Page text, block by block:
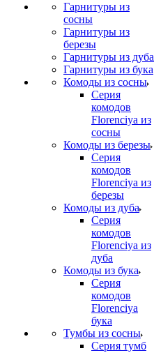
Гарнитуры из
сосны
Гарнитуры из
березы
Гарнитуры из дуба
Гарнитуры из бука
Комоды из сосны
Серия
комодов
Florenciya из
сосны
Комоды из березы
Серия
комодов
Florenciya из
березы
Комоды из дуба
Серия
комодов
Florenciya из
дуба
Комоды из бука
Серия
комодов
Florenciya
бука
Тумбы из сосны
Серия тумб